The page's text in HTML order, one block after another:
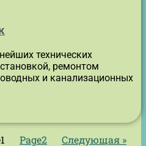
технических
ремонтом
и канализационных
1 Page2 Следующая »